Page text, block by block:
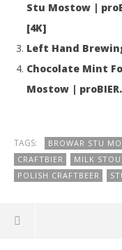
Stu Mostow |
[4K]
Left Hand
Chocolate Mint
Mostow |
TAGS: BROWAR STU
CRAFTBIER
MILK
POLISH CRAFTBEER